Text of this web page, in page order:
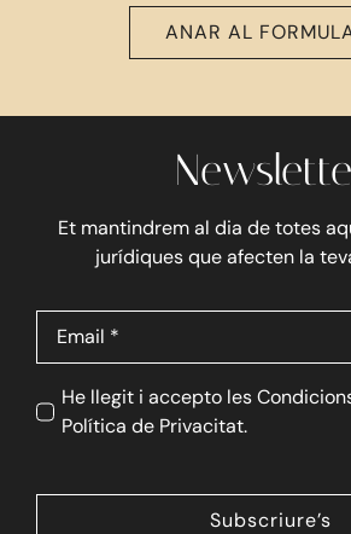
ANAR AL
Et mantindrem al dia de totes
jurídiques que afecten la
He llegit i accepto les
Política de Privacitat.
Subscriure’s